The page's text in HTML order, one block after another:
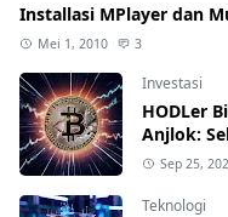
Installasi MPlayer dan
Mei 1, 2010 3
Investasi
HODLer
Anjlok:
Sep 25,
Teknologi